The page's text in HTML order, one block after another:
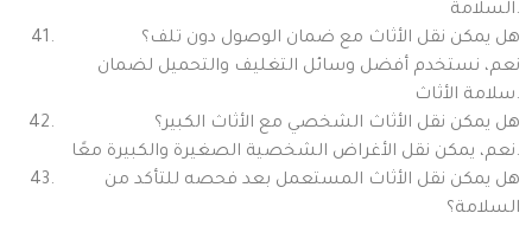
السلامة.
هل يمكن نقل الأثاث مع ضمان الوصول دون تلف؟
نعم، نستخدم أفضل وسائل التغليف والتحميل لضمان
سلامة الأثاث.
هل يمكن نقل الأثاث الشخصي مع الأثاث الكبير؟
نعم، يمكن نقل الأغراض الشخصية الصغيرة والكبيرة معًا.
هل يمكن نقل الأثاث المستعمل بعد فحصه للتأكد من
السلامة؟